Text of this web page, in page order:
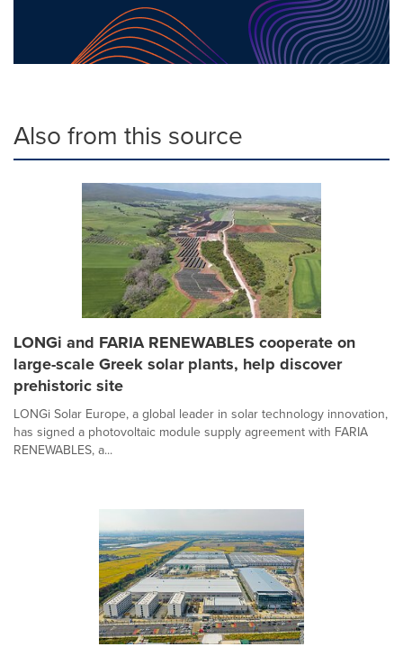
Also from this source
LONGi and FARIA RENEWABLES cooperate on
large-scale Greek solar plants, help discover
prehistoric site
LONGi Solar Europe, a global leader in solar technology innovation,
has signed a photovoltaic module supply agreement with FARIA
RENEWABLES, a...